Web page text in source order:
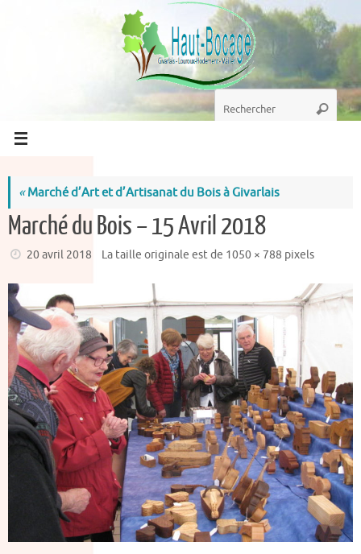
Recherche
pour
«Marché d’Art et d’Artisanat du Bois à Givarlais
Marché du Bois – 15 Avril 2018
20 avril 2018 La taille originale est de 1050 × 788 pixels